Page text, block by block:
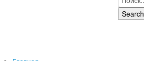
Search